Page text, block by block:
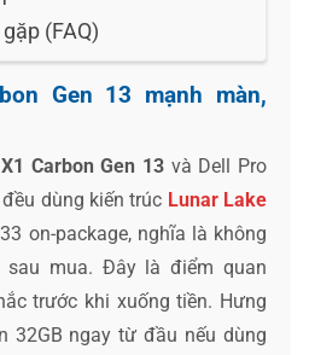
(FAQ)
Gen 13 mạnh màn,
Carbon Gen 13 và Dell Pro
dùng kiến trúc Lunar Lake
on-package, nghĩa là không
sau mua. Đây là điểm quan
trước khi xuống tiền. Hưng
32GB ngay từ đầu nếu dùng